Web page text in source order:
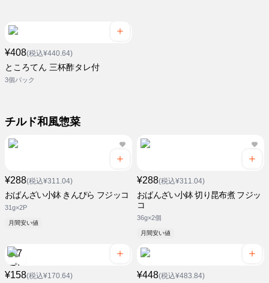
¥408(税込¥440.64)
ところてん 三杯酢タレ付
3個パック
チルド和風惣菜
¥288(税込¥311.04)
おばんざい小鉢 きんぴら フジッコ
31g×2P
月間安い値
¥288(税込¥311.04)
おばんざい小鉢 切り昆布煮 フジッ
コ
36g×2個
月間安い値
¥158(税込¥170.64) ¥448(税込¥483.84)